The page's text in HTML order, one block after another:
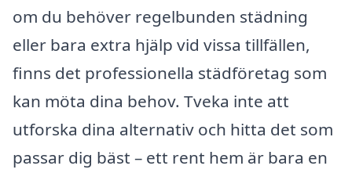
om du behöver regelbunden städning
eller bara extra hjälp vid vissa tillfällen,
finns det professionella städföretag som
kan möta dina behov. Tveka inte att
utforska dina alternativ och hitta det som
passar dig bäst – ett rent hem är bara en